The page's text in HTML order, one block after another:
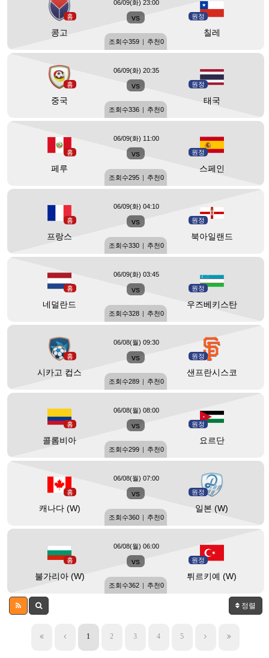
홈
콩고
vs 원정
칠레
06/09(화) 23:00
조회수359 | 추천0
홈
중국
vs 원정
태국
06/09(화) 20:35
조회수336 | 추천0
홈
페루
vs 원정
스페인
06/09(화) 11:00
조회수295 | 추천0
홈
프랑스
vs 원정
북아일랜드
06/09(화) 04:10
조회수330 | 추천0
홈
네덜란드
vs 원정
우즈베키스탄
06/09(화) 03:45
조회수328 | 추천0
홈
시카고 컵스
vs 원정
샌프란시스코
06/08(월) 09:30
조회수289 | 추천0
홈
콜롬비아
vs 원정
요르단
06/08(월) 08:00
조회수299 | 추천0
홈
캐나다 (W)
vs 원정
일본 (W)
06/08(월) 07:00
조회수360 | 추천0
홈
불가리아 (W)
vs 원정
튀르키예 (W)
06/08(월) 06:00
조회수362 | 추천0
정렬
1 2 3 4 5